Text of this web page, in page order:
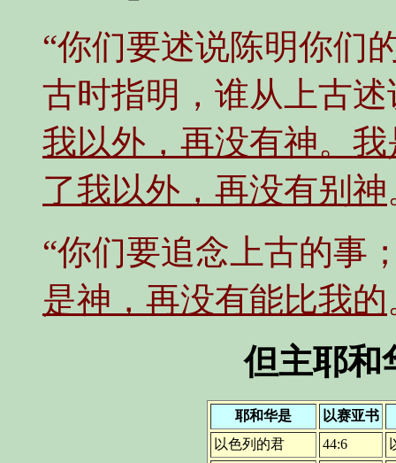
“你们要述说陈明你们
古时指明，谁从上古
我以外，再没有神。
了我以外，再没有别神
“你们要追念上古的事
是神，再没有能比我的
但主耶和
耶和华是
以赛亚书
以色列的君
44:6